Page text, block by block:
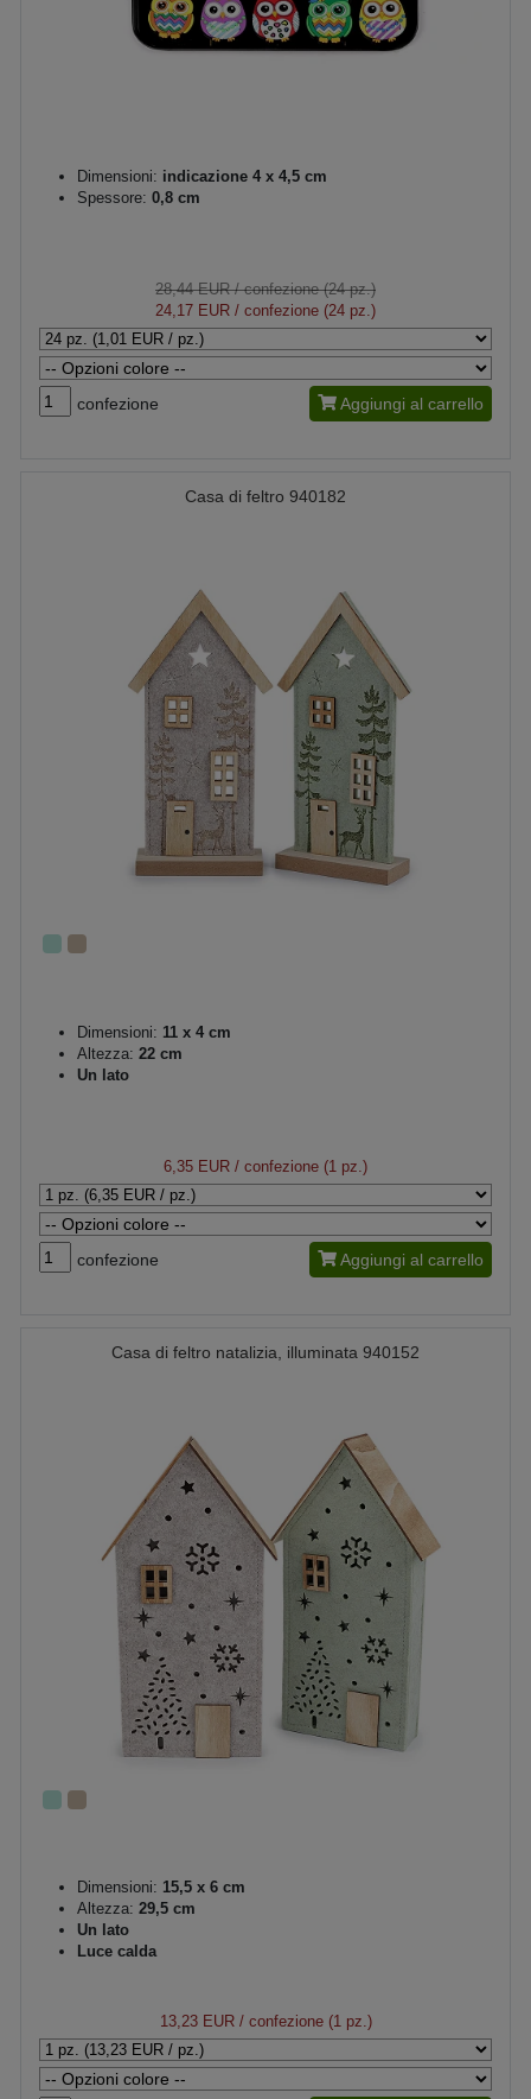
Dimensioni: indicazione 4 x 4,5 cm
Spessore: 0,8 cm
28,44 EUR/ confezione (24 pz.)
24,17 EUR / confezione (24 pz.)
confezione Aggiungi al carrello
Casa di feltro 940182
Dimensioni: 11 x 4 cm
Altezza: 22 cm
Un lato
6,35 EUR / confezione (1 pz.)
confezione Aggiungi al carrello
Casa di feltro natalizia, illuminata 940152
Dimensioni: 15,5 x 6 cm
Altezza: 29,5 cm
Un lato
Luce calda
13,23 EUR/ confezione (1 pz.)